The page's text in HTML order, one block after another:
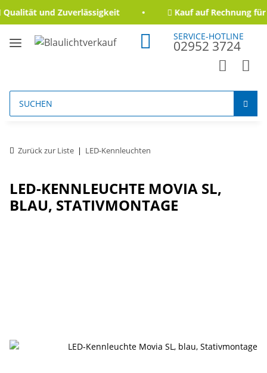
und Zuverlässigkeit Kauf auf Rechnung für
SERVICE-HOTLINE
02952 3724
Zurück zur Liste LED-Kennleuchten
LED-KENNLEUCHTE MOVIA SL,
BLAU, STATIVMONTAGE